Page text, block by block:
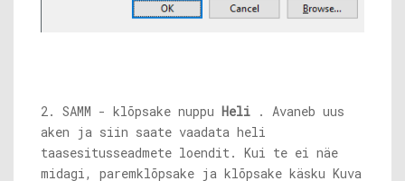
2. SAMM - klõpsake nuppu Heli . Avaneb uus
aken ja siin saate vaadata heli
taasesitusseadmete loendit. Kui te ei näe
midagi, paremklõpsake ja klõpsake käsku Kuva